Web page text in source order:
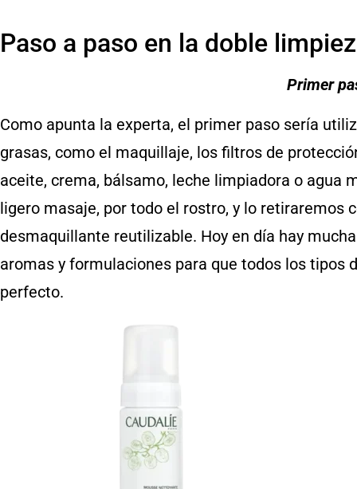
Paso a paso en la doble
Primer
Como apunta la experta, el primer paso sería
grasas, como el maquillaje, los filtros de
aceite, crema, bálsamo, leche limpiadora o agua
ligero masaje, por todo el rostro, y lo retiraremos
desmaquillante reutilizable. Hoy en día hay
aromas y formulaciones para que todos los tipos
perfecto.